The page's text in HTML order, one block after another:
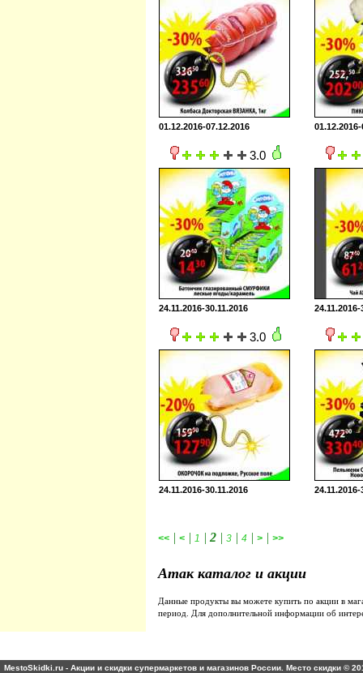
01.12.2016-07.12.2016
3.0
24.11.2016-30.11.2016 24.11.2016-
3.0
24.11.2016-30.11.2016 24.11.2016-
<< | < | 1 | 2 | 3 | 4 | > | >>
Атак каталог и акции
Данные продукты вы можете купить по акции в
период. Для дополнительной информации об
MestoSkidki.ru - Акции и скидки супермаркетов и магазинов России. Место скидки ©